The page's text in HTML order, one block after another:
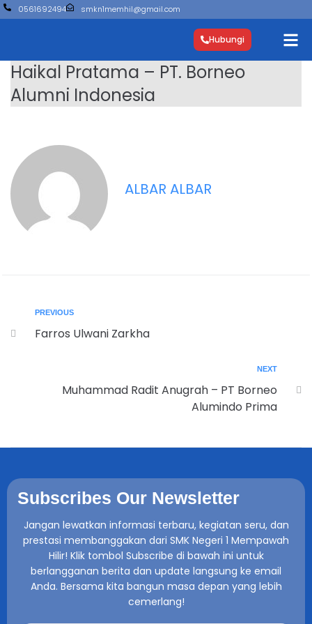
0561692494 smkn1memhil@gmail.com
Hubungi
Haikal Pratama – PT. Borneo
Alumni Indonesia
ALBAR ALBAR
PREVIOUS
Farros Ulwani Zarkha
NEXT
Muhammad Radit Anugrah – PT Borneo
Alumindo Prima
Subscribes Our Newsletter
Jangan lewatkan informasi terbaru, kegiatan seru, dan
prestasi membanggakan dari SMK Negeri 1 Mempawah
Hilir! Klik tombol Subscribe di bawah ini untuk
berlangganan berita dan update langsung ke email
Anda. Bersama kita bangun masa depan yang lebih
cemerlang!